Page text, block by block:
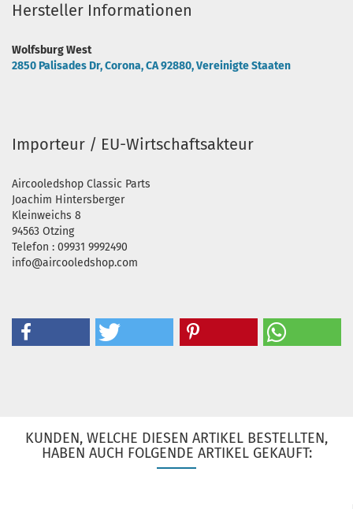
Hersteller Informationen
Wolfsburg West
2850 Palisades Dr, Corona, CA 92880, Vereinigte Staaten
Importeur / EU-Wirtschaftsakteur
Aircooledshop Classic Parts
Joachim Hintersberger
Kleinweichs 8
94563 Otzing
Telefon : 09931 9992490
info@aircooledshop.com
KUNDEN, WELCHE DIESEN ARTIKEL BESTELLTEN,
HABEN AUCH FOLGENDE ARTIKEL GEKAUFT: